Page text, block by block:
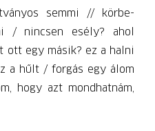
semmi // körbe-
/ nincsen esély? ahol
ott egy másik? ez a halni
a hűlt / forgás egy álom
hogy azt mondhatnám,